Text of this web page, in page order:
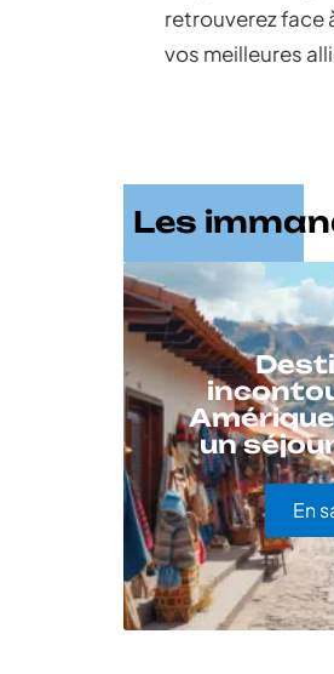
retrouverez face
vos meilleures
Les
un
En